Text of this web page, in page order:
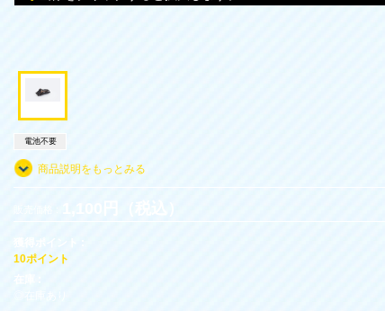
電池不要
商品説明をもっとみる
10ポイント